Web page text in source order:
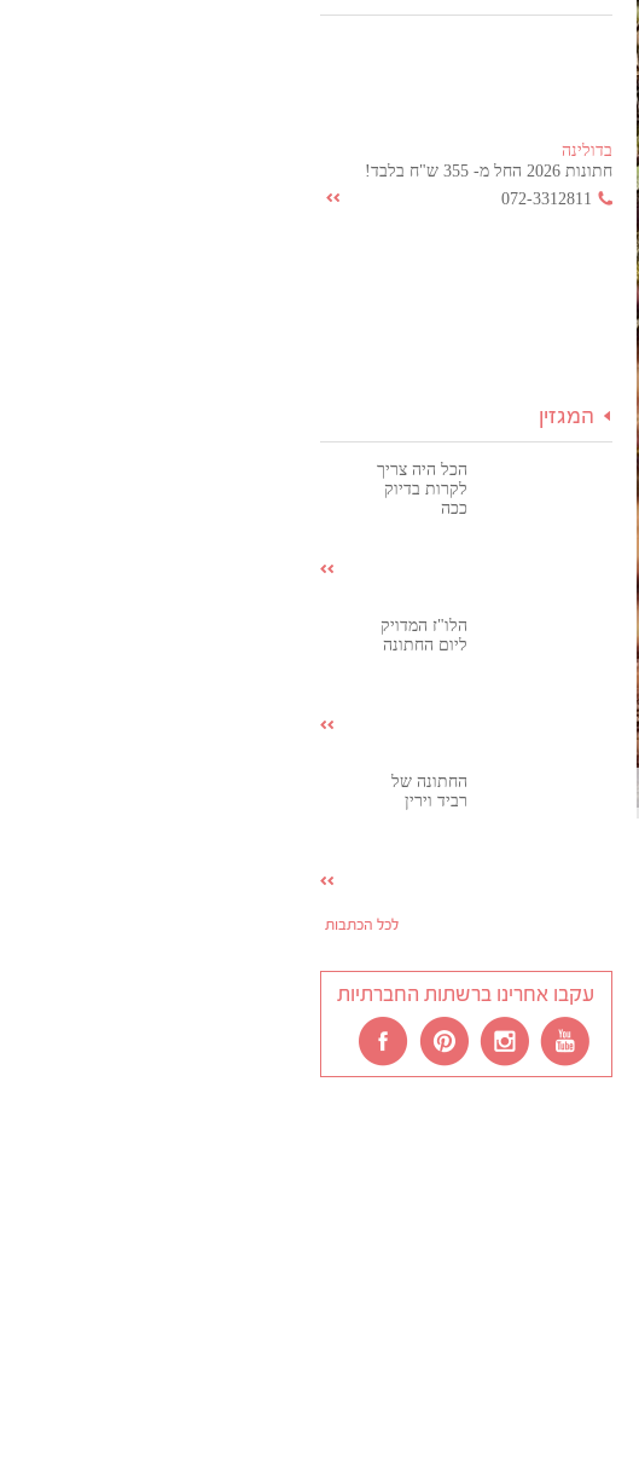
בדולינה
חתונות 2026 החל מ- 355 ש"ח בלבד!
072-3312811
המגזין
הכל היה צריך
לקרות בדיוק
ככה
הלו"ז המדויק
ליום החתונה
החתונה של
רביד וירין
לכל הכתבות
עקבו אחרינו ברשתות החברתיות